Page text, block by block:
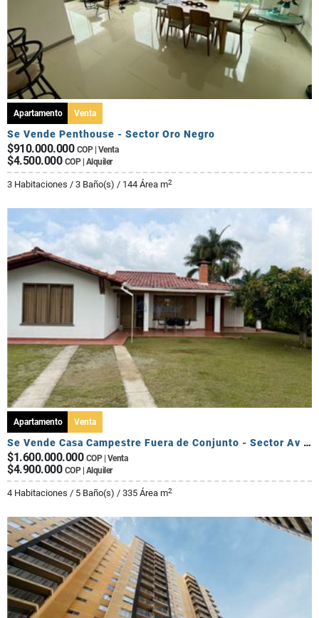
Apartamento Venta
Se Vende Penthouse - Sector Oro Negro
$910.000.000 COP | Venta
$4.500.000 COP | Alquiler
3 Habitaciones / 3 Baño(s) / 144 Área m2
Apartamento Venta
Se Vende Casa Campestre Fuera de Conjunto - Sector Av Centenario
$1.600.000.000 COP | Venta
$4.900.000 COP | Alquiler
4 Habitaciones / 5 Baño(s) / 335 Área m2